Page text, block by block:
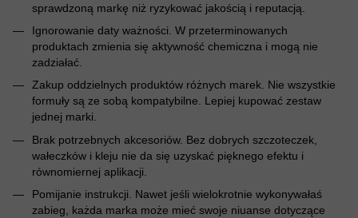
sprawdzoną markę niż ryzykować jakością i reputacją.
Ignorowanie daty ważności. W przeterminowanych
produktach zmienia się aktywność chemiczna i mogą nie
zadziałać.
Zakup oddzielnych produktów różnych marek. Nie wszystkie
formuły są ze sobą kompatybilne. Lepiej kupować zestaw
jednej marki.
Brak potrzebnych akcesoriów. Bez dobrych szczoteczek,
wałeczków i kleju nie da się uzyskać pięknego efektu i
równomiernej aplikacji.
Pomijanie instrukcji. Nawet jeśli wielokrotnie wykonywałaś
zabieg, każda marka może mieć swoje niuanse dotyczące